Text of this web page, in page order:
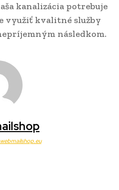
kanalizácia potrebuje
využiť kvalitné služby
následkom.